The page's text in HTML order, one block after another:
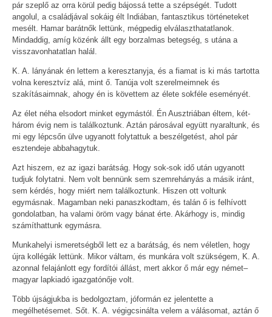
pár szeplő az orra körül pedig bájossá tette a szépségét. Tudott
angolul, a családjával sokáig élt Indiában, fantasztikus történeteket
mesélt. Hamar barátnők lettünk, mégpedig elválaszthatatlanok.
Mindaddig, amíg közénk állt egy borzalmas betegség, s utána a
visszavonhatatlan halál.
K. A. lányának én lettem a keresztanyja, és a fiamat is ki más tartotta
volna keresztvíz alá, mint ő. Tanúja volt szerelmeimnek és
szakításaimnak, ahogy én is követtem az élete sokféle eseményét.
Az élet néha elsodort minket egymástól. Én Ausztriában éltem, két-
három évig nem is találkoztunk. Aztán párosával együtt nyaraltunk, és
mi egy lépcsőn ülve ugyanott folytattuk a beszélgetést, ahol pár
esztendeje abbahagytuk.
Azt hiszem, ez az igazi barátság. Hogy sok-sok idő után ugyanott
tudjuk folytatni. Nem volt bennünk sem szemrehányás a másik iránt,
sem kérdés, hogy miért nem találkoztunk. Hiszen ott voltunk
egymásnak. Magamban neki panaszkodtam, és talán ő is felhívott
gondolatban, ha valami öröm vagy bánat érte. Akárhogy is, mindig
számíthattunk egymásra.
Munkahelyi ismeretségből lett ez a barátság, és nem véletlen, hogy
újra kollégák lettünk. Mikor váltam, és munkára volt szükségem, K. A.
azonnal felajánlott egy fordítói állást, mert akkor ő már egy német–
magyar lapkiadó igazgatónője volt.
Több újságjukba is bedolgoztam, jóformán ez jelentette a
megélhetésemet. Sőt. K. A. végigcsinálta velem a válásomat, aztán ő